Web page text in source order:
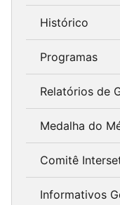
Histórico
Programas
Relatórios de
Medalha do
Comitê
Informativos